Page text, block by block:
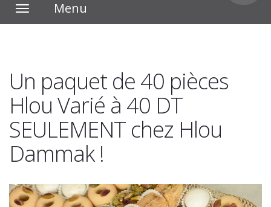
Toggle
navigation
Menu
Un paquet de 40 pièces
Hlou Varié à 40 DT
SEULEMENT chez Hlou
Dammak !